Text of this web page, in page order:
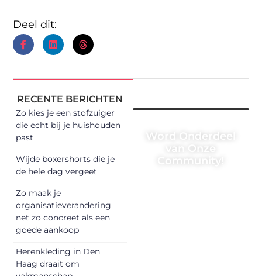
Deel dit:
RECENTE BERICHTEN
Zo kies je een stofzuiger
die echt bij je huishouden
past
Wijde boxershorts die je
de hele dag vergeet
Zo maak je
organisatieverandering
net zo concreet als een
goede aankoop
Herenkleding in Den
Haag draait om
Word Onderdeel
van Onze
Community!